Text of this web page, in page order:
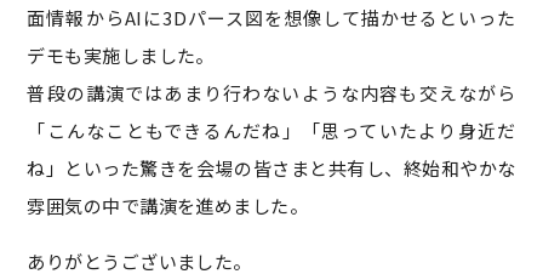
面情報からAIに3Dパース図を想像して描かせるといった
デモも実施しました。
普段の講演ではあまり行わないような内容も交えながら
「こんなこともできるんだね」「思っていたより身近だ
ね」といった驚きを会場の皆さまと共有し、終始和やかな
雰囲気の中で講演を進めました。
ありがとうございました。